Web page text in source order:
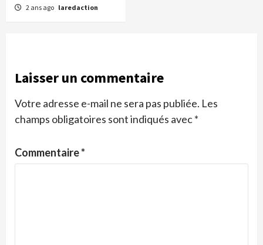
2 ans ago laredaction
Laisser un commentaire
Votre adresse e-mail ne sera pas publiée. Les
champs obligatoires sont indiqués avec*
Commentaire*